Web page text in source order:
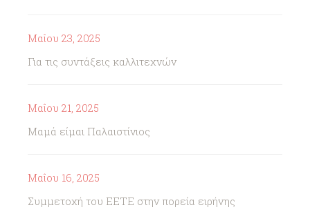
Μαΐου 23, 2025
Για τις συντάξεις καλλιτεχνών
Μαΐου 21, 2025
Μαμά είμαι Παλαιστίνιος
Μαΐου 16, 2025
Συμμετοχή του ΕΕΤΕ στην πορεία ειρήνης